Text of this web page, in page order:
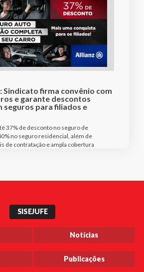
Sindicato firma convênio com
e garante descontos
seguros para filiados e
37% de desconto no seguro de
no seguro residencial, além de
de contratação e ampla cobertura
SISEJUFE
Notícias
Publicações